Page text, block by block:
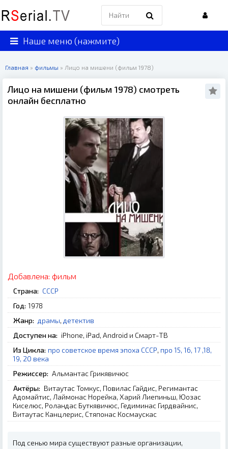
Наше меню (нажмите)
Главная » фильмы » Лицо на мишени (фильм 1978)
Лицо на мишени (фильм 1978) смотреть
онлайн бесплатно
Добавлена: фильм
Страна: СССР
Год: 1978
Жанр: драмы, детектив
Доступен на: iPhone, iPad, Android и Смарт-ТВ
Из Цикла: про советское время эпоха СССР, про 15, 16, 17 ,18,
19, 20 века
Режиссер: Альмантас Грикявичюс
Актёры: Витаутас Томкус, Повилас Гайдис, Регимантас
Адомайтис, Лаймонас Норейка, Харий Лиепиньш, Юозас
Киселюс, Роландас Буткявичюс, Гедиминас Гирдвайнис,
Витаутас Канцлерис, Стяпонас Космаускас
Под сенью мира существуют разные организации,